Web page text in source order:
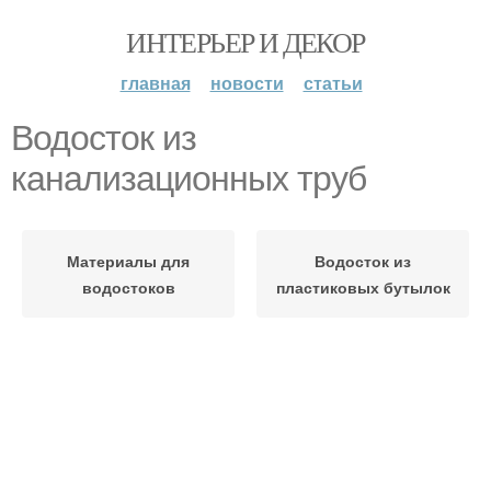
ИНТЕРЬЕР И ДЕКОР
главная новости статьи
Водосток из
канализационных труб
Материалы для
водостоков
Водосток из
пластиковых бутылок